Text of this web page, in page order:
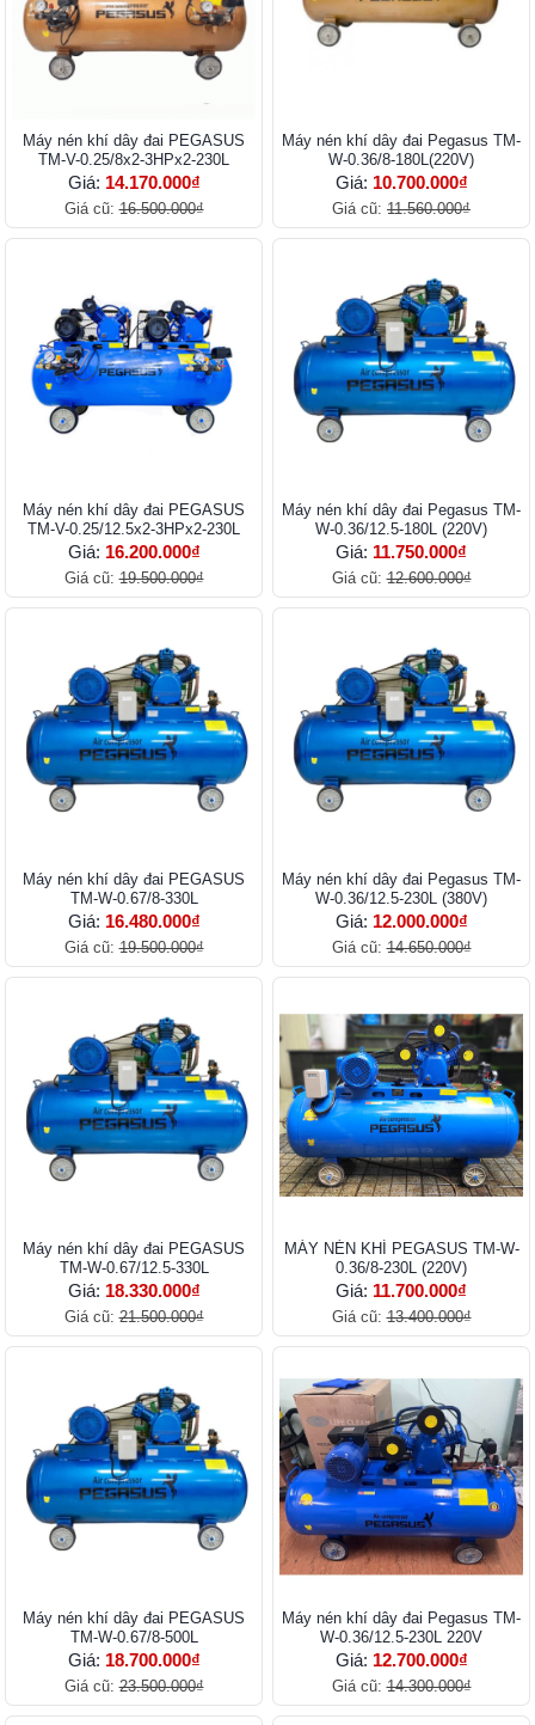
Máy nén khí dây đai PEGASUS
TM-V-0.25/8x2-3HPx2-230L
Giá: 14.170.000₫
Giá cũ:16.500.000₫
Máy nén khí dây đai Pegasus TM-
W-0.36/8-180L(220V)
Giá: 10.700.000₫
Giá cũ: 11.560.000₫
Máy nén khí dây đai PEGASUS
TM-V-0.25/12.5x2-3HPx2-230L
Giá: 16.200.000₫
Giá cũ:19.500.000₫
Máy nén khí dây đai Pegasus TM-
W-0.36/12.5-180L (220V)
Giá: 11.750.000₫
Giá cũ:12.600.000₫
Máy nén khí dây đai PEGASUS
TM-W-0.67/8-330L
Giá: 16.480.000₫
Giá cũ:19.500.000₫
Máy nén khí dây đai Pegasus TM-
W-0.36/12.5-230L (380V)
Giá: 12.000.000₫
Giá cũ:14.650.000₫
Máy nén khí dây đai PEGASUS
TM-W-0.67/12.5-330L
Giá: 18.330.000₫
Giá cũ:21.500.000₫
MÁY NÉN KHÍ PEGASUS TM-W-
0.36/8-230L (220V)
Giá: 11.700.000₫
Giá cũ:13.400.000₫
Máy nén khí dây đai PEGASUS
TM-W-0.67/8-500L
Giá: 18.700.000₫
Giá cũ:23.500.000₫
Máy nén khí dây đai Pegasus TM-
W-0.36/12.5-230L 220V
Giá: 12.700.000₫
Giá cũ:14.300.000₫